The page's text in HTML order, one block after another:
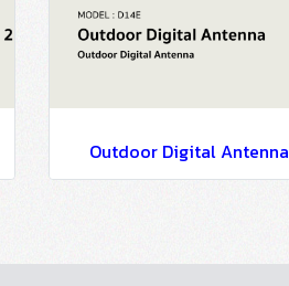
Outdoor Digital Antenna